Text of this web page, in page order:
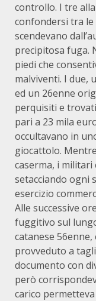
controllo. I tre
confondersi tra
scendevano
precipitosa fuga.
piedi che
malviventi. I due,
ed un 26enne
perquisiti e
pari a 23 mila
occultavano in
giocattolo.
caserma, i militari
setacciando ogni
esercizio
Alle successive
fuggitivo sul
catanese 56enne,
provveduto a
documento con
però
carico